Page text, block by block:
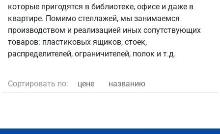
которые пригодятся в библиотеке, офисе и даже в
квартире. Помимо стеллажей, мы занимаемся
производством и реализацией иных сопутствующих
товаров: пластиковых ящиков, стоек,
распределителей, ограничителей, полок и т.д.
Сортировать по: цене названию